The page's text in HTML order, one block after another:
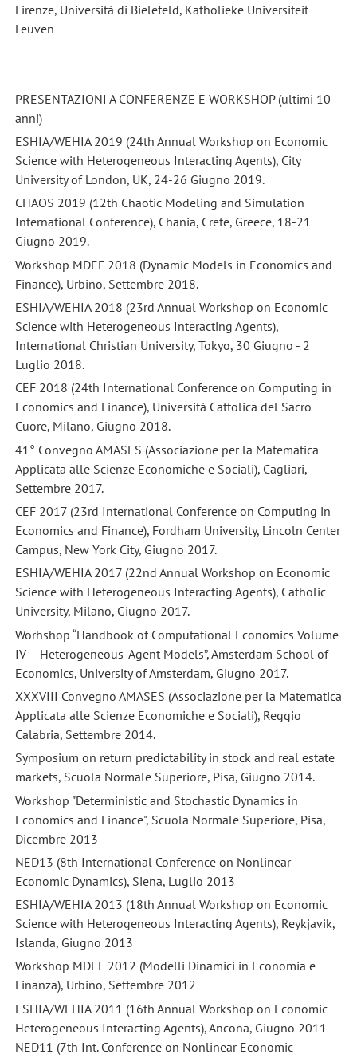
Firenze, Università di Bielefeld, Katholieke Universiteit
Leuven
PRESENTAZIONI A CONFERENZE E WORKSHOP (ultimi 10
anni)
ESHIA/WEHIA 2019 (24th Annual Workshop on Economic
Science with Heterogeneous Interacting Agents), City
University of London, UK, 24-26 Giugno 2019.
CHAOS 2019 (12th Chaotic Modeling and Simulation
International Conference), Chania, Crete, Greece, 18-21
Giugno 2019.
Workshop MDEF 2018 (Dynamic Models in Economics and
Finance), Urbino, Settembre 2018.
ESHIA/WEHIA 2018 (23rd Annual Workshop on Economic
Science with Heterogeneous Interacting Agents),
International Christian University, Tokyo, 30 Giugno - 2
Luglio 2018.
CEF 2018 (24th International Conference on Computing in
Economics and Finance), Università Cattolica del Sacro
Cuore, Milano, Giugno 2018.
41° Convegno AMASES (Associazione per la Matematica
Applicata alle Scienze Economiche e Sociali), Cagliari,
Settembre 2017.
CEF 2017 (23rd International Conference on Computing in
Economics and Finance), Fordham University, Lincoln Center
Campus, New York City, Giugno 2017.
ESHIA/WEHIA 2017 (22nd Annual Workshop on Economic
Science with Heterogeneous Interacting Agents), Catholic
University, Milano, Giugno 2017.
Worhshop “Handbook of Computational Economics Volume
IV – Heterogeneous-Agent Models”, Amsterdam School of
Economics, University of Amsterdam, Giugno 2017.
XXXVIII Convegno AMASES (Associazione per la Matematica
Applicata alle Scienze Economiche e Sociali), Reggio
Calabria, Settembre 2014.
Symposium on return predictability in stock and real estate
markets, Scuola Normale Superiore, Pisa, Giugno 2014.
Workshop "Deterministic and Stochastic Dynamics in
Economics and Finance", Scuola Normale Superiore, Pisa,
Dicembre 2013
NED13 (8th International Conference on Nonlinear
Economic Dynamics), Siena, Luglio 2013
ESHIA/WEHIA 2013 (18th Annual Workshop on Economic
Science with Heterogeneous Interacting Agents), Reykjavik,
Islanda, Giugno 2013
Workshop MDEF 2012 (Modelli Dinamici in Economia e
Finanza), Urbino, Settembre 2012
ESHIA/WEHIA 2011 (16th Annual Workshop on Economic
Heterogeneous Interacting Agents), Ancona, Giugno 2011
NED11 (7th Int. Conference on Nonlinear Economic